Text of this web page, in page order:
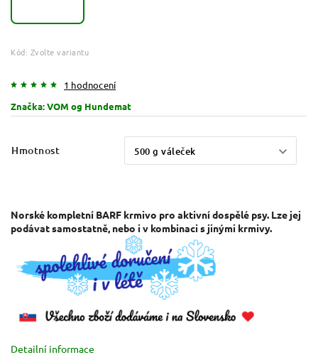
Kód: Zvolte variantu
1 hodnocení
Značka:VOM og Hundemat
Hmotnost
Norské kompletní BARF krmivo pro aktivní dospělé psy. Lze jej
podávat samostatně, nebo i v kombinaci s jinými krmivy.
Detailní informace